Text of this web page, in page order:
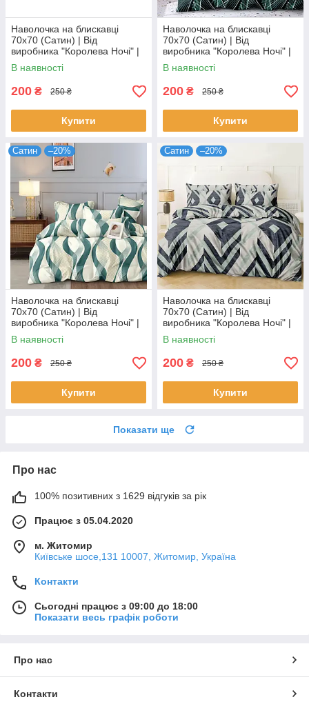
Наволочка на блискавці
70х70 (Сатин) | Від
виробника "Королева Ночі" |
Зелені дерева на білому
В наявності
200 ₴ 250 ₴
Купити
Наволочка на блискавці
70х70 (Сатин) | Від
виробника "Королева Ночі" |
Візерунок на темному та
бірюзовому
В наявності
200 ₴ 250 ₴
Купити
Сатин –20%
Наволочка на блискавці
70х70 (Сатин) | Від
виробника "Королева Ночі" |
Бірюзові хвилі на молочному
В наявності
200 ₴ 250 ₴
Купити
Сатин –20%
Наволочка на блискавці
70х70 (Сатин) | Від
виробника "Королева Ночі" |
Геометричний візерунок
В наявності
200 ₴ 250 ₴
Купити
Показати ще
Про нас
100% позитивних з 1629 відгуків за рік
Працює з 05.04.2020
м. Житомир
Київське шосе,131 10007, Житомир, Україна
Контакти
Сьогодні працює з 09:00 до 18:00
Показати весь графік роботи
Про нас
Контакти